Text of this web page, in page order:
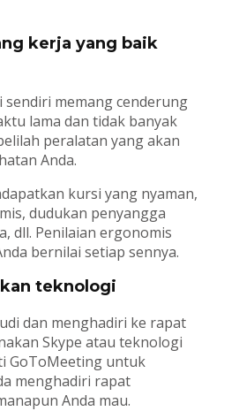
kerja yang baik
memang cenderung
lama dan tidak banyak
peralatan yang akan
Anda.
kursi yang nyaman,
dudukan penyangga
dll. Penilaian ergonomis
bernilai setiap sennya.
teknologi
dan menghadiri ke rapat
Skype atau teknologi
GoToMeeting untuk
menghadiri rapat
Anda mau.